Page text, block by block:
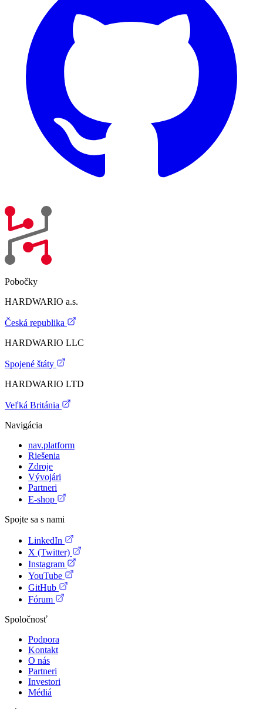
Pobočky
HARDWARIO a.s.
Česká republika
HARDWARIO LLC
Spojené štáty
HARDWARIO LTD
Veľká Británia
Navigácia
nav.platform
Riešenia
Zdroje
Vývojári
Partneri
E-shop
Spojte sa s nami
LinkedIn
X (Twitter)
Instagram
YouTube
GitHub
Fórum
Spoločnosť
Podpora
Kontakt
O nás
Partneri
Investori
Médiá